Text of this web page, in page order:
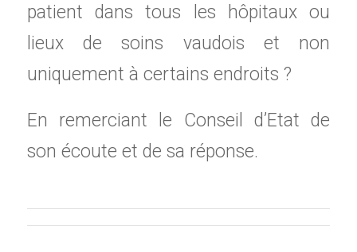
patient dans tous les hôpitaux ou
lieux de soins vaudois et non
uniquement à certains endroits ?
En remerciant le Conseil d’Etat de
son écoute et de sa réponse.